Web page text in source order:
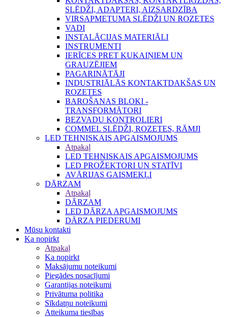
SLĒDŽI, ADAPTERI, AIZSARDZĪBA
VIRSAPMETUMA SLĒDŽI UN ROZETES
VADI
INSTALĀCIJAS MATERIĀLI
INSTRUMENTI
IERĪCES PRET KUKAIŅIEM UN
GRAUZĒJIEM
PAGARINĀTĀJI
INDUSTRIĀLĀS KONTAKTDAKŠAS UN
ROZETES
BAROŠANAS BLOKI -
TRANSFORMĀTORI
BEZVADU KONTROLIERI
COMMEL SLĒDŽI, ROZETES, RĀMJI
LED TEHNISKAIS APGAISMOJUMS
Atpakaļ
LED TEHNISKAIS APGAISMOJUMS
LED PROŽEKTORI UN STATĪVI
AVĀRIJAS GAISMEKĻI
DĀRZAM
Atpakaļ
DĀRZAM
LED DĀRZA APGAISMOJUMS
DĀRZA PIEDERUMI
Mūsu kontakti
Ka nopirkt
Atpakaļ
Ka nopirkt
Maksājumu noteikumi
Piegādes nosacījumi
Garantijas noteikumi
Privātuma politika
Sīkdatņu noteikumi
Atteikuma tiesības